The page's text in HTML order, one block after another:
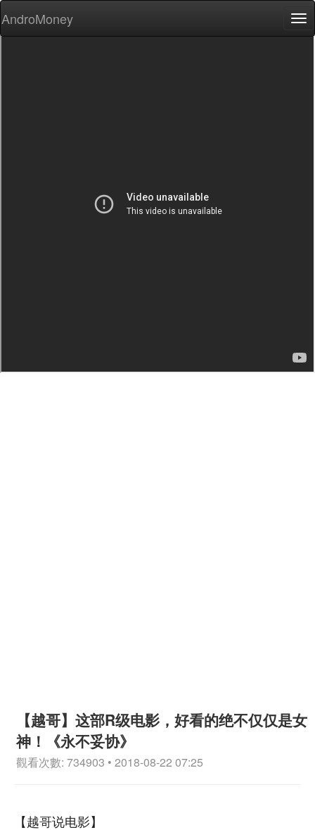
AndroMoney
【越哥】这部R级电影，好看的绝不仅仅是女
神！《永不妥协》
觀看次數: 734903 • 2018-08-22 07:25
【越哥说电影】